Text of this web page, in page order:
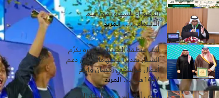
الدكتوراة للشهري في علم
الاجتماع .....المزيد
أمير منطقة المدينة المنورة يكرّم
الشبل تقديرًا لإسهاماته في دعم
أعمال موسمي رمضان والحج
1447هـ .....
المزيد
يحيى أبو راس: من الباحة إلى